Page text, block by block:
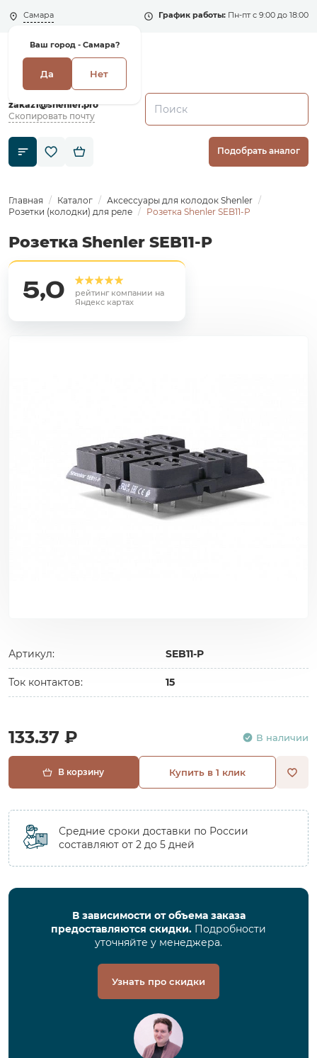
Самара
Ваш город - Самара?
Да Нет
График работы: Пн-пт с 9:00 до 18:00
+7 (495) 135-135-5
zakaz1@shenler.pro
Скопировать почту
Подобрать аналог
Главная Каталог
Аксессуары для колодок Shenler
Розетки (колодки) для реле
Розетка Shenler SEB11-P
Розетка Shenler SEB11-P
5,0
рейтинг компании на
Яндекс картах
Артикул: SEB11-P
Ток контактов: 15
133.37 ₽ В наличии
В корзину Купить в 1 клик
Средние сроки доставки по России
составляют от 2 до 5 дней
В зависимости от объема заказа
предоставляются скидки. Подробности
уточняйте у менеджера.
Узнать про скидки